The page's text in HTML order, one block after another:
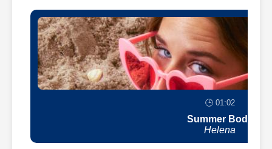
🕒 01:02
Summer Body
Helena